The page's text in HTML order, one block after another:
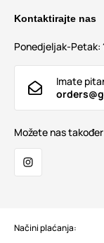
Kontaktirajte nas
Ponedjeljak-Petak:
Imate
Možete nas
Načini plaćanja: